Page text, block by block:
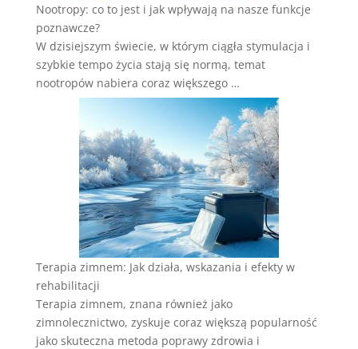
Nootropy: co to jest i jak wpływają na nasze funkcje
poznawcze?
W dzisiejszym świecie, w którym ciągła stymulacja i
szybkie tempo życia stają się normą, temat
nootropów nabiera coraz większego …
Terapia zimnem: Jak działa, wskazania i efekty w
rehabilitacji
Terapia zimnem, znana również jako
zimnolecznictwo, zyskuje coraz większą popularność
jako skuteczna metoda poprawy zdrowia i